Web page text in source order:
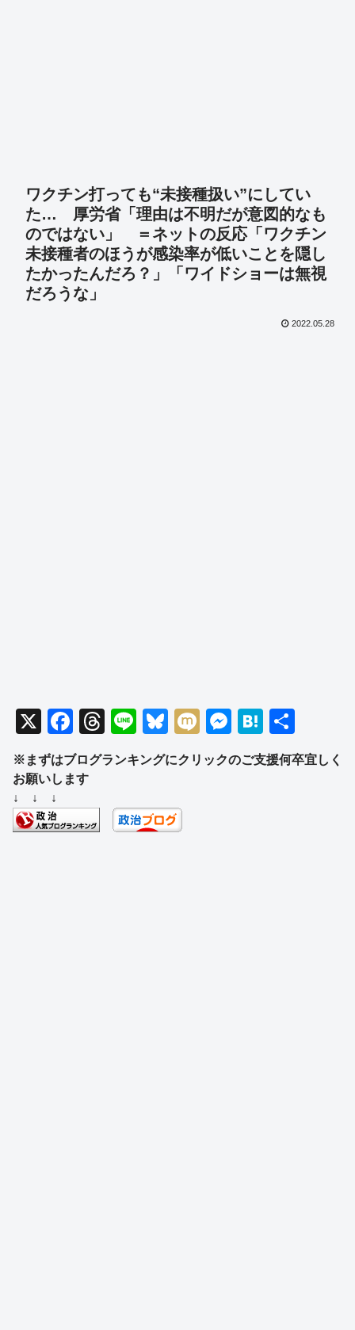
ワクチン打っても“未接種扱い”にしてい
た… 厚労省「理由は不明だが意図的なも
のではない」 ＝ネットの反応「ワクチン
未接種者のほうが感染率が低いことを隠し
たかったんだろ？」「ワイドショーは無視
だろうな」
2022.05.28
X
F
a
c
b
T
hr
e
d
Li
n
e
Bl
e
y
M
ixi
M
ss
H
at
e
有
※まずはブログランキングにクリックのご支援何卒宜しく
お願いします
↓ ↓ ↓